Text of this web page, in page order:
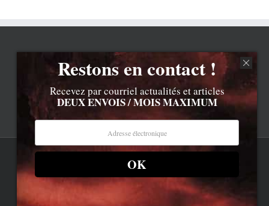
Contenu © Lionel Davoust sauf exceptions précisées.
Cliquez ici pour lire les mentions légales barbantes
LD.com 8.a. Attention, vous êtes arrivé en bas de la page,
Bluesky
Restons en contact !
Recevez par courriel actualités et articles
DEUX ENVOIS / MOIS MAXIMUM
OK